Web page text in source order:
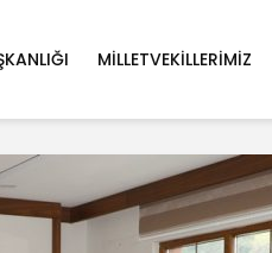
MILLETVEKILLERIMIZ